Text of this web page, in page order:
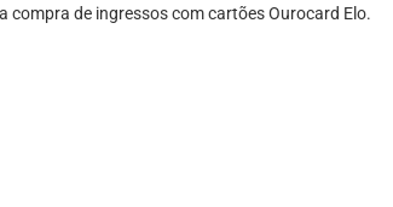
compra de ingressos com cartões Ourocard Elo.